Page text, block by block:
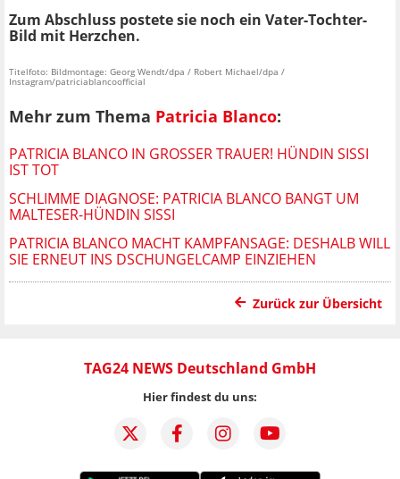
Zum Abschluss postete sie noch ein Vater-Tochter-
Bild mit Herzchen.
Titelfoto: Bildmontage: Georg Wendt/dpa / Robert Michael/dpa /
Instagram/patriciablancoofficial
Mehr zum Thema Patricia Blanco:
PATRICIA BLANCO IN GROSSER TRAUER! HÜNDIN SISSI I
ST TOT
SCHLIMME DIAGNOSE: PATRICIA BLANCO BANGT UM
MALTESER-HÜNDIN SISSI
PATRICIA BLANCO MACHT KAMPFANSAGE: DESHALB WILL
SIE ERNEUT INS DSCHUNGELCAMP EINZIEHEN
Zurück zur Übersicht
TAG24 NEWS Deutschland GmbH
Hier findest du uns: